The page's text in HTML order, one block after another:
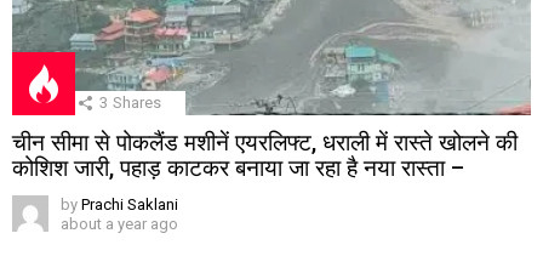
3 Shares
चीन सीमा से पोकलैंड मशीनें एयरलिफ्ट, धराली में रास्ते खोलने की
कोशिश जारी, पहाड़ काटकर बनाया जा रहा है नया रास्ता –
by Prachi Saklani
about a year ago